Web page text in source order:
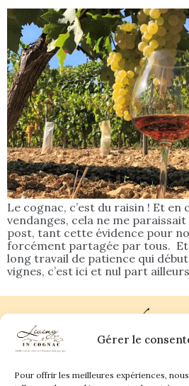
Gérer le
Pour offrir les meilleures expériences,
Le cognac, c’est du raisin ! Et
vendanges, cela ne me
post, tant cette évidence pour
forcément partagée par tous. Et
long travail de patience qui
vignes, c’est ici et nul part